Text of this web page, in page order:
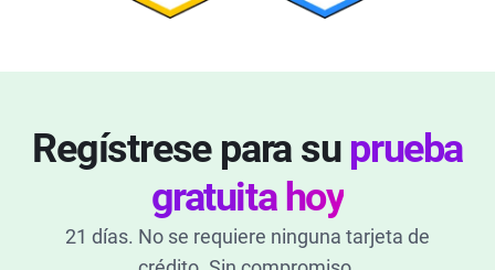
Regístrese para su prueba
gratuita hoy
21 días. No se requiere ninguna tarjeta de